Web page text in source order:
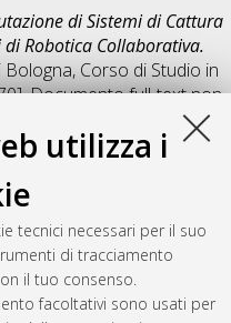
utilizza i
tecnici necessari per il suo
di tracciamento
il tuo consenso.
facoltativi sono usati per
di Sistemi di Cattura
Robotica Collaborativa.
Corso di Studio in
, Documento full-text non
Condividi
dell'autore. (